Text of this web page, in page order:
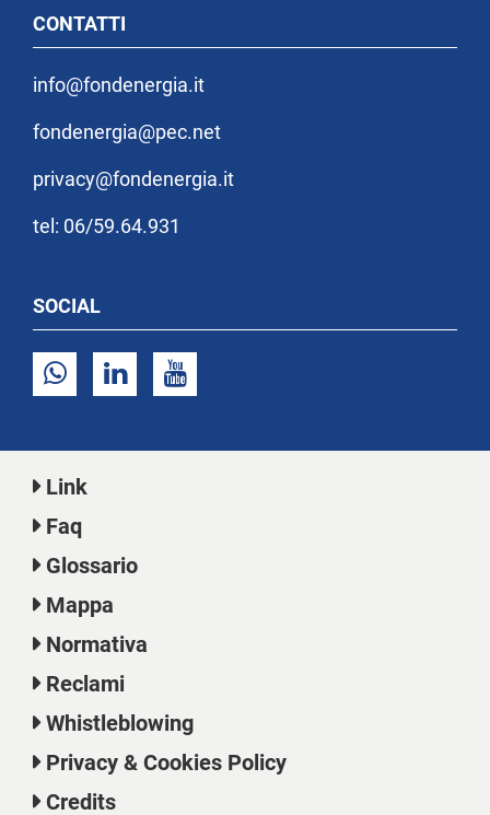
CONTATTI
info@fondenergia.it
fondenergia@pec.net
privacy@fondenergia.it
tel: 06/59.64.931
SOCIAL
Link
Faq
Glossario
Mappa
Normativa
Reclami
Whistleblowing
Privacy & Cookies Policy
Credits